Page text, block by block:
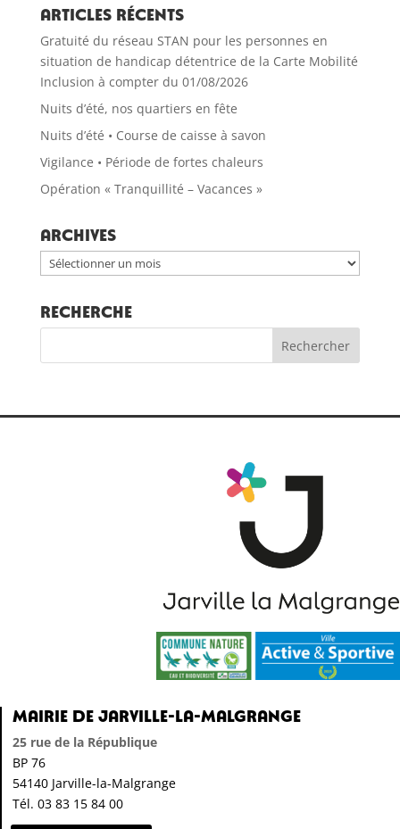
Articles récents
Gratuité du réseau STAN pour les personnes en
situation de handicap détentrice de la Carte Mobilité
Inclusion à compter du 01/08/2026
Nuits d’été, nos quartiers en fête
Nuits d’été • Course de caisse à savon
Vigilance • Période de fortes chaleurs
Opération « Tranquillité – Vacances »
Archives
Archives
RECHERCHE
Mairie de Jarville-la-Malgrange
25 rue de la République
BP 76
54140 Jarville-la-Malgrange
Tél. 03 83 15 84 00